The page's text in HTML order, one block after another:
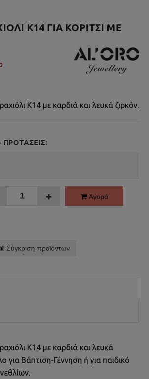
Κ14 ΓΙΑ ΚΟΡΙΤΣΙ ΜΕ
Κ14 με καρδιά και λευκά ζιρκόν.
ΠΡΟΤΆΣΕΙΣ:
Αγορά
Σύγκριση προϊόντων
Κ14 με καρδιά και λευκά
για Βάπτιση-Γέννηση ή για παιδικό